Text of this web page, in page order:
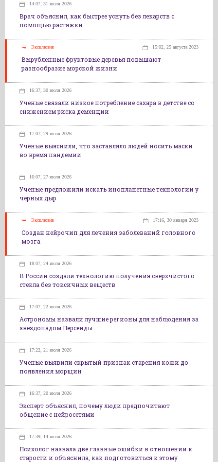
14:07, 31 июля 2026
Врач объяснил, как быстрее уснуть без лекарств с
помощью растяжки
Эксклюзив 15:02, 25 августа 2023
Вырубленные фруктовые деревья повышают
разнообразие морской жизни
16:37, 30 июля 2026
Ученые связали низкое потребление сахара в детстве со
снижением риска деменции
17:07, 29 июля 2026
Ученые выяснили, что заставляло людей носить маски
во время пандемии
16:07, 27 июля 2026
Ученые предложили искать инопланетные технологии у
черных дыр
Эксклюзив 17:16, 30 января 2023
Создан нейрочип для лечения заболеваний головного
мозга
18:07, 24 июля 2026
В России создали технологию получения сверхчистого
стекла без токсичных веществ
17:07, 22 июля 2026
Астрономы назвали лучшие регионы для наблюдения за
звездопадом Персеиды
17:22, 21 июля 2026
Ученые выявили скрытый признак старения кожи до
появления морщин
16:37, 20 июля 2026
Эксперт объяснил, почему люди предпочитают
общение с нейросетями
17:39, 14 июля 2026
Психолог назвала две главные ошибки в отношении к
старости и объяснила, как подготовиться к этому